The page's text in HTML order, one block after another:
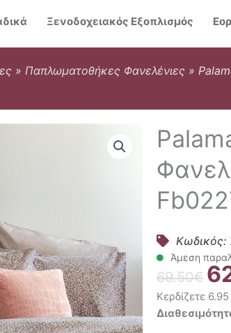
Ξενοδοχειακός Εξοπλισμός
» Παπλωματοθήκες Φανελένιες »
Κωδικός:
Άμεση
69.50€
Κερδίζετε
Palamaiki